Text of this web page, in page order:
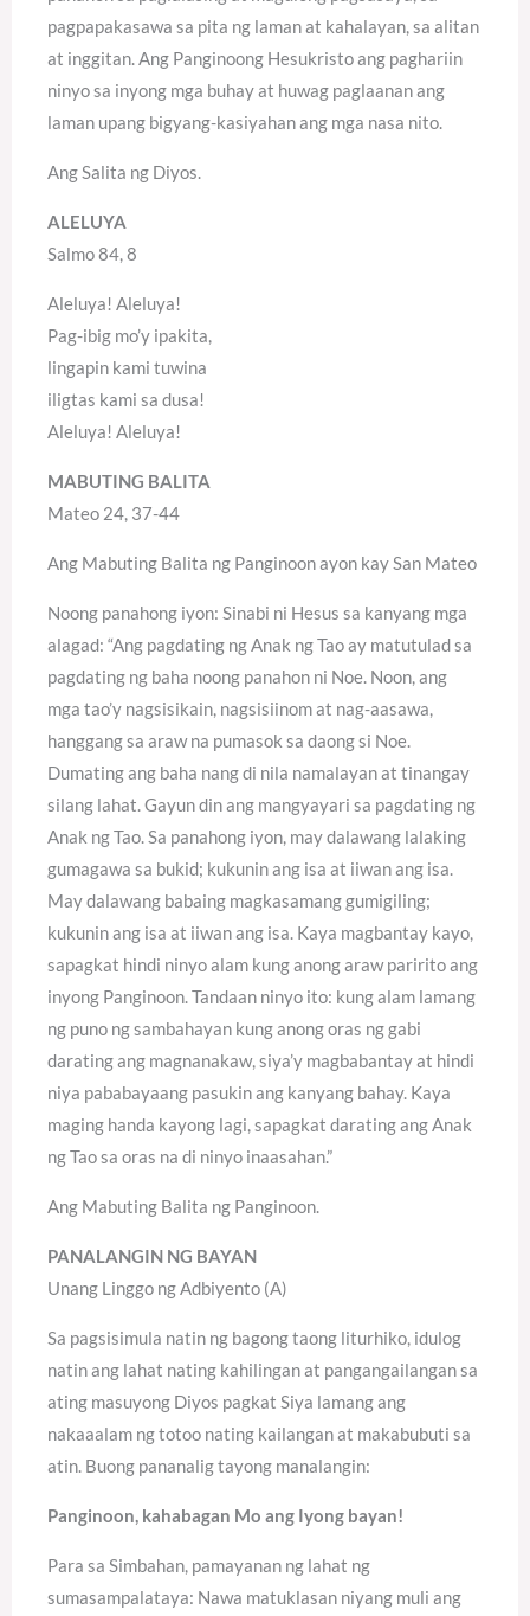
pagpapakasawa sa pita ng laman at kahalayan, sa alitan
at inggitan. Ang Panginoong Hesukristo ang paghariin
ninyo sa inyong mga buhay at huwag paglaanan ang
laman upang bigyang-kasiyahan ang mga nasa nito.
Ang Salita ng Diyos.
ALELUYA
Salmo 84, 8
Aleluya! Aleluya!
Pag-ibig mo’y ipakita,
lingapin kami tuwina
iligtas kami sa dusa!
Aleluya! Aleluya!
MABUTING BALITA
Mateo 24, 37-44
Ang Mabuting Balita ng Panginoon ayon kay San Mateo
Noong panahong iyon: Sinabi ni Hesus sa kanyang mga
alagad: “Ang pagdating ng Anak ng Tao ay matutulad sa
pagdating ng baha noong panahon ni Noe. Noon, ang
mga tao’y nagsisikain, nagsisiinom at nag-aasawa,
hanggang sa araw na pumasok sa daong si Noe.
Dumating ang baha nang di nila namalayan at tinangay
silang lahat. Gayun din ang mangyayari sa pagdating ng
Anak ng Tao. Sa panahong iyon, may dalawang lalaking
gumagawa sa bukid; kukunin ang isa at iiwan ang isa.
May dalawang babaing magkasamang gumigiling;
kukunin ang isa at iiwan ang isa. Kaya magbantay kayo,
sapagkat hindi ninyo alam kung anong araw paririto ang
inyong Panginoon. Tandaan ninyo ito: kung alam lamang
ng puno ng sambahayan kung anong oras ng gabi
darating ang magnanakaw, siya’y magbabantay at hindi
niya pababayaang pasukin ang kanyang bahay. Kaya
maging handa kayong lagi, sapagkat darating ang Anak
ng Tao sa oras na di ninyo inaasahan.”
Ang Mabuting Balita ng Panginoon.
PANALANGIN NG BAYAN
Unang Linggo ng Adbiyento (A)
Sa pagsisimula natin ng bagong taong liturhiko, idulog
natin ang lahat nating kahilingan at pangangailangan sa
ating masuyong Diyos pagkat Siya lamang ang
nakaaalam ng totoo nating kailangan at makabubuti sa
atin. Buong pananalig tayong manalangin:
Panginoon, kahabagan Mo ang Iyong bayan!
Para sa Simbahan, pamayanan ng lahat ng
sumasampalataya: Nawa matuklasan niyang muli ang